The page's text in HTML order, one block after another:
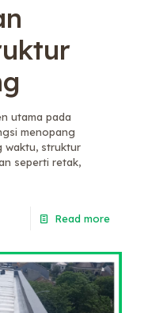
utama pada
menopang
waktu, struktur
seperti retak,
Read more